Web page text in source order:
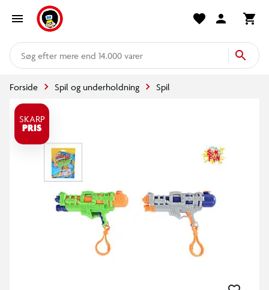
mere end 14.000 varer
Forside Spil og underholdning Spil
SKARP
PRIS